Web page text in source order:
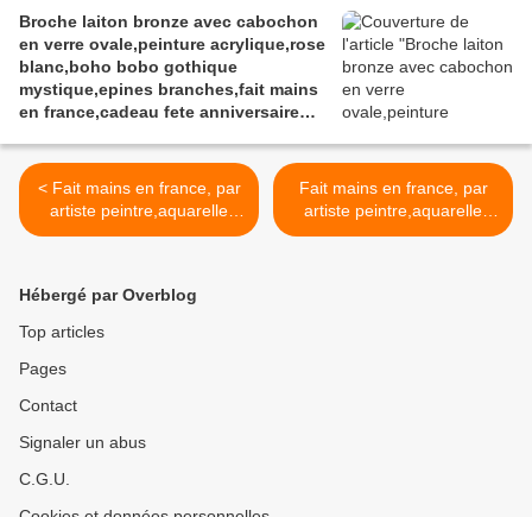
bijou, les pierreries et cristallerires
ont été incrustées à la cuisson,
peinture et vernis acrylique, pièce
originale unique et signée au dos.
Broche laiton bronze avec cabochon
en verre ovale,peinture acrylique,rose
blanc,boho bobo gothique
mystique,epines branches,fait mains
en france,cadeau fete anniversaire
< Fait mains en france, par
artiste peintre,aquarelle
originale isabelle k,rouge
fille,boho bobo
fantastique,gothique art
deco art nouveau,baroque
victorien rococo,cadeau
anniversaire,abstrait,fashio
n punk ethnique
Fait mains en france, par
artiste peintre,aquarelle
originale isabelle k,rouge
Hébergé par Overblog
Top articles
Pages
Contact
Signaler un abus
C.G.U.